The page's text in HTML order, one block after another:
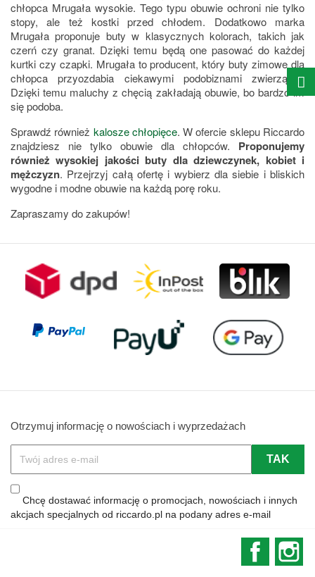
chłopca Mrugała wysokie. Tego typu obuwie ochroni nie tylko
stopy, ale też kostki przed chłodem. Dodatkowo marka
Mrugała proponuje buty w klasycznych kolorach, takich jak
czerń czy granat. Dzięki temu będą one pasować do każdej
kurtki czy czapki. Mrugała to producent, który buty zimowe dla
chłopca przyozdabia ciekawymi podobiznami zwierzątek.
Dzięki temu maluchy z chęcią zakładają obuwie, bo bardzo im
się podoba.
Sprawdź również kalosze chłopięce. W ofercie sklepu Riccardo
znajdziesz nie tylko obuwie dla chłopców. Proponujemy
również wysokiej jakości buty dla dziewczynek, kobiet i
mężczyzn. Przejrzyj całą ofertę i wybierz dla siebie i bliskich
wygodne i modne obuwie na każdą porę roku.
Zapraszamy do zakupów!
Otrzymuj informację o nowościach i wyprzedażach
Chcę dostawać informację o promocjach, nowościach i innych
akcjach specjalnych od riccardo.pl na podany adres e-mail